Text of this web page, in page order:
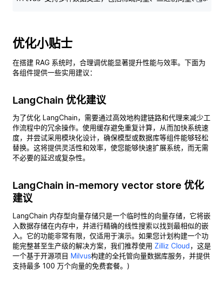
优化小贴士
在搭建 RAG 系统时，合理调优能显著提升性能与效率。下面为
各组件提供一些实用建议：
LangChain 优化建议
为了优化 LangChain，需要通过高效地构建链路和代理来减少工
作流程中的冗余操作。使用缓存避免重复计算，从而加快系统速
度，并尝试采用模块化设计，确保模型或数据库等组件能够轻松
替换。这将提供灵活性和效率，使您能够快速扩展系统，而无需
不必要的延迟或复杂性。
LangChain in-memory vector store 优化
建议
LangChain 内存型向量存储只是一个临时性的向量存储，它将嵌
入数据存储在内存中，并进行精确的线性搜索以找到最相似的嵌
入。它的功能非常有限，仅适用于演示。如果您计划构建一个功
能完整甚至生产级的解决方案，我们推荐使用 Zilliz Cloud，这是
一个基于开源项目 Milvus构建的全托管向量数据库服务，并提供
支持最多 100 万个向量的免费套餐。)